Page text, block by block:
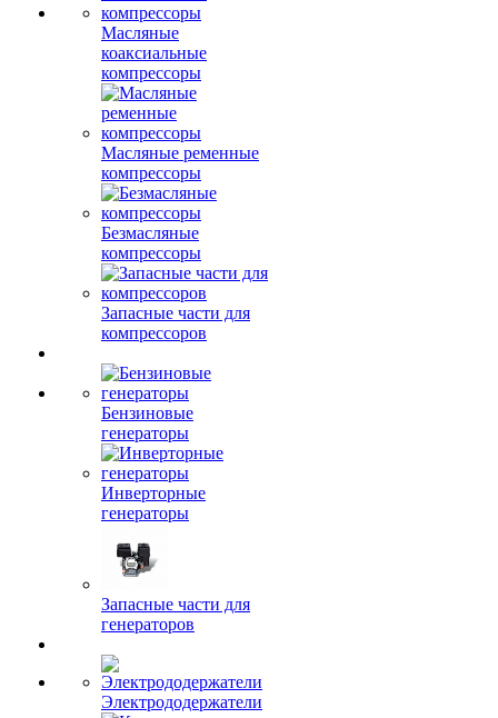
Масляные
коаксиальные
компрессоры
Масляные ременные
компрессоры
Безмасляные
компрессоры
Запасные части для
компрессоров
Бензиновые
генераторы
Инверторные
генераторы
Запасные части для
генераторов
Электрододержатели